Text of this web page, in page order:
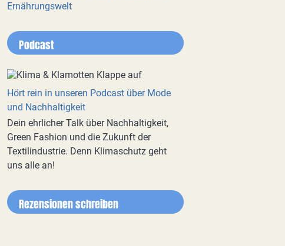
Ernährungswelt
Podcast
Hört rein in unseren Podcast über Mode
und Nachhaltigkeit
Dein ehrlicher Talk über Nachhaltigkeit,
Green Fashion und die Zukunft der
Textilindustrie. Denn Klimaschutz geht
uns alle an!
Rezensionen schreiben